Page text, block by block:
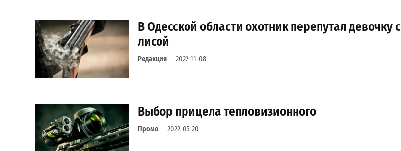
В Одесской области охотник перепутал девочку с
лисой
Редакция 2022-11-08
Выбор прицела тепловизионного
Промо 2022-05-20